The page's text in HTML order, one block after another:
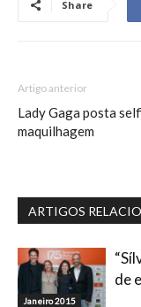
Share
Artigo anterior
Lady Gaga posta
maquilhagem
ARTIGOS
Janeiro 2015
de